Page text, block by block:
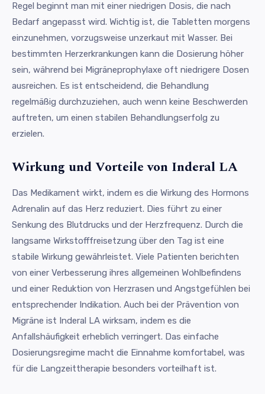
Regel beginnt man mit einer niedrigen Dosis, die nach
Bedarf angepasst wird. Wichtig ist, die Tabletten morgens
einzunehmen, vorzugsweise unzerkaut mit Wasser. Bei
bestimmten Herzerkrankungen kann die Dosierung höher
sein, während bei Migräneprophylaxe oft niedrigere Dosen
ausreichen. Es ist entscheidend, die Behandlung
regelmäßig durchzuziehen, auch wenn keine Beschwerden
auftreten, um einen stabilen Behandlungserfolg zu
erzielen.
Wirkung und Vorteile von Inderal LA
Das Medikament wirkt, indem es die Wirkung des Hormons
Adrenalin auf das Herz reduziert. Dies führt zu einer
Senkung des Blutdrucks und der Herzfrequenz. Durch die
langsame Wirkstofffreisetzung über den Tag ist eine
stabile Wirkung gewährleistet. Viele Patienten berichten
von einer Verbesserung ihres allgemeinen Wohlbefindens
und einer Reduktion von Herzrasen und Angstgefühlen bei
entsprechender Indikation. Auch bei der Prävention von
Migräne ist Inderal LA wirksam, indem es die
Anfallshäufigkeit erheblich verringert. Das einfache
Dosierungsregime macht die Einnahme komfortabel, was
für die Langzeittherapie besonders vorteilhaft ist.